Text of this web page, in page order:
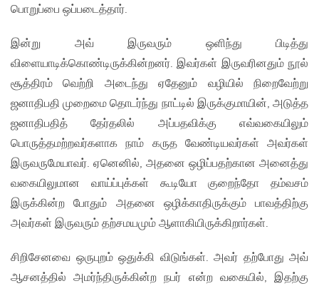
பொறுப்பை ஒப்படைத்தார்.
இன்று அவ் இருவரும் ஒளிந்து பிடித்து
விளையாடிக்கொண்டிருக்கின்றனர். இவர்கள் இருவரினதும் நூல்
சூத்திரம் வெற்றி அடைந்து ஏதேனும் வழியில் நிறைவேற்று
ஜனாதிபதி முறைமை தொடர்ந்து நாட்டில் இருக்குமாயின், அடுத்த
ஜனாதிபதித் தேர்தலில் அப்பதவிக்கு எவ்வகையிலும்
பொருத்தமற்றவர்களாக நாம் கருத வேண்டியவர்கள் அவர்கள்
இருவருமேயாவர். ஏனெனில், அதனை ஒழிப்பதற்கான அனைத்து
வகையிலுமான வாய்ப்புக்கள் கூடியோ குறைந்தோ தம்வசம்
இருக்கின்ற போதும் அதனை ஒழிக்காதிருக்கும் பாவத்திற்கு
அவர்கள் இருவரும் தற்சமயமும் ஆளாகியிருக்கிறார்கள்.
சிறிசேனவை ஒருபுறம் ஒதுக்கி விடுங்கள். அவர் தற்போது அவ்
ஆசனத்தில் அமர்ந்திருக்கின்ற நபர் என்ற வகையில், இதற்கு